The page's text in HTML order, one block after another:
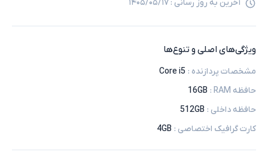
آخرین به روز رسانی : ۱۴۰۵/۰۵/۱۷
ویژگی‌های اصلی و تنوع‌ها
مشخصات پردازنده :
Core i5
حافظه RAM
:
16GB
حافظه داخلی :
512GB
کارت گرافیک اختصاصی :
4GB